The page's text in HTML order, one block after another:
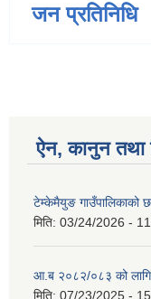
जन प्रतिनिधि
ऐन, कानुन तथा
टेम्केमैयुङ गाउँपालिकाको
मिति: 03/24/2026 -
आ.ब २०८२/०८३ को
मिति: 07/23/2025 -